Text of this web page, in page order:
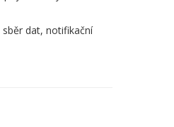
dat, notifikační